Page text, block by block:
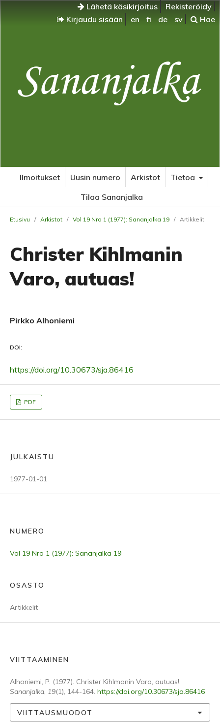
Lähetä käsikirjoitus
Rekisteröidy
Kirjaudu sisään
en fi de sv Hae
Ilmoitukset Uusin numero Arkistot
Tietoa
Tilaa Sananjalka
Etusivu / Arkistot / Vol 19 Nro 1 (1977): Sananjalka 19 / Artikkelit
Christer Kihlmanin
Varo, autuas!
Pirkko Alhoniemi
DOI:
https://doi.org/10.30673/sja.86416
PDF
JULKAISTU
1977-01-01
NUMERO
Vol 19 Nro 1 (1977): Sananjalka 19
OSASTO
Artikkelit
VIITTAAMINEN
Alhoniemi, P. (1977). Christer Kihlmanin Varo, autuas!.
Sananjalka, 19(1), 144-164. https://doi.org/10.30673/sja.86416
VIITTAUSMUODOT